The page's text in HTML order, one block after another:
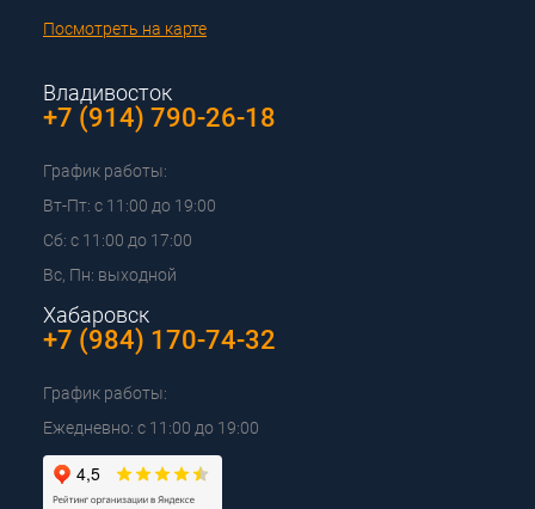
Посмотреть на карте
Владивосток
+7 (914) 790-26-18
График работы:
Вт-Пт: с 11:00 до 19:00
Сб: с 11:00 до 17:00
Вс, Пн: выходной
Хабаровск
+7 (984) 170-74-32
График работы:
Ежедневно: с 11:00 до 19:00